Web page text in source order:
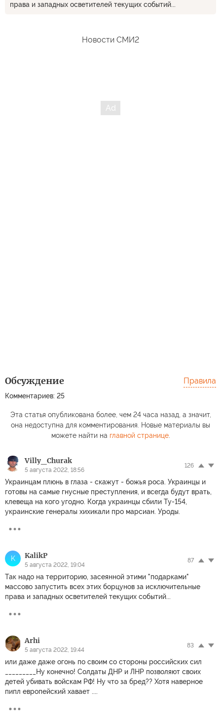
права и западных осветителей текущих событий...
Новости СМИ2
Обсуждение
Комментариев: 25
Правила
Эта статья опубликована более, чем 24 часа назад, а значит,
она недоступна для комментирования. Новые материалы вы
можете найти на главной странице.
Villy_Churak
5 августа 2022, 18:56
126
Украинцам плюнь в глаза - скажут - божья роса. Украинцы и
готовы на самые гнусные преступления, и всегда будут врать,
клевеща на кого угодно. Когда украинцы сбили Ту-154,
украинские генералы хихикали про марсиан. Уроды.
K KalikP
5 августа 2022, 19:04
87
Так надо на территорию, засеянной этими "подарками"
массово запустить всех этих борцунов за исключительные
права и западных осветителей текущих событий...
Arhi
5 августа 2022, 19:44
83
или даже даже огонь по своим со стороны российских сил
_________Ну конечно! Солдаты ДНР и ЛНР позволяют своих
детей убивать войскам РФ! Ну что за бред?? Хотя наверное
пипл европейский хавает ....